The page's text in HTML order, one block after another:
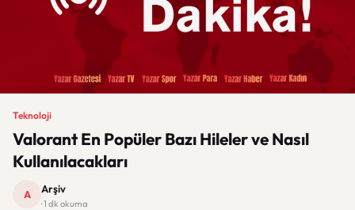
Teknoloji
Valorant En Popüler Bazı Hileler ve Nasıl
Kullanılacakları
A Arşiv
· 1 dk okuma